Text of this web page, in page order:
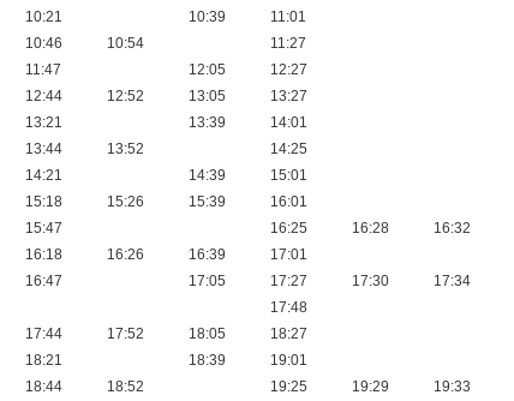
10:21 10:39 11:01
10:46 10:54 11:27
11:47 12:05 12:27
12:44 12:52 13:05 13:27
13:21 13:39 14:01
13:44 13:52 14:25
14:21 14:39 15:01
15:18 15:26 15:39 16:01
15:47 16:25 16:28 16:32
16:18 16:26 16:39 17:01
16:47 17:05 17:27 17:30 17:34
17:48
17:44 17:52 18:05 18:27
18:21 18:39 19:01
18:44 18:52 19:25 19:29 19:33